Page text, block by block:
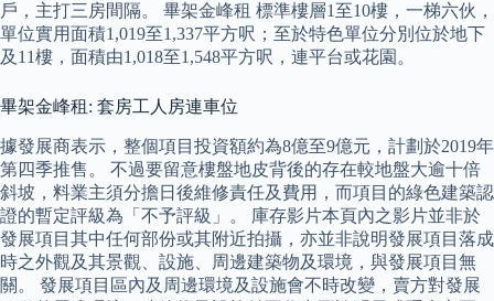
戶，主打三房間隔。 畢架金峰租 標準樓層1至10樓，一梯六伙，
單位實用面積1,019至1,337平方呎；至於特色單位分別位於地下
及11樓，面積由1,018至1,548平方呎，連平台或花園。
畢架金峰租: 套房工人房連車位
據發展商表示，整個項目投資額約為8億至9億元，計劃於2019年
第四季推售。 不過要留意樓盤地皮背後的存在較地盤大逾十倍
斜坡，料業主須分擔日後維修責任及費用，而項目的綠色建築認
證的暫定評級為「不予評級」。 庫存影片本頁內之影片並非於
發展項目其中任何部份或其附近拍攝，亦並非說明發展項目落成
時之外觀及其景觀、設施、周邊建築物及環境，與發展項目無
關。 發展項目區內及周邊環境及設施會不時改變，賣方對發展